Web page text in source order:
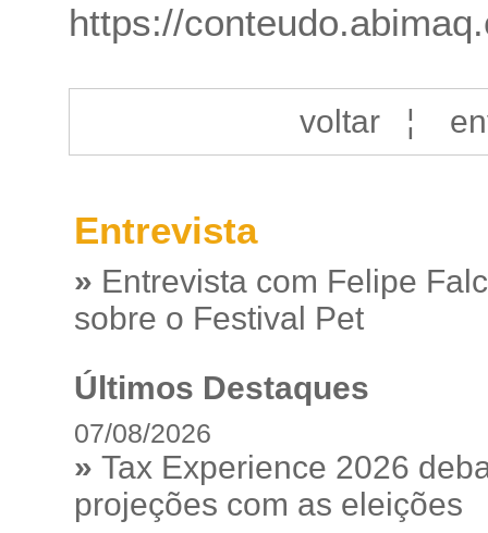
https://
voltar¦
Entrevista
» Entrevista com Felipe
sobre o Festival Pet
Últimos Destaques
07/08/2026
» Tax Experience 2026
projeções com as eleições